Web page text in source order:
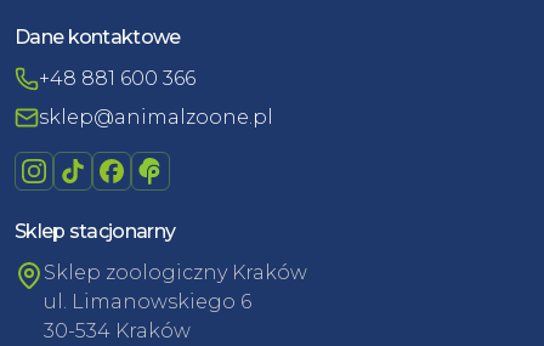
Dane kontaktowe
+48 881 600 366
sklep@animalzoone.pl
Sklep stacjonarny
Sklep zoologiczny Kraków
ul. Limanowskiego 6
30-534 Kraków